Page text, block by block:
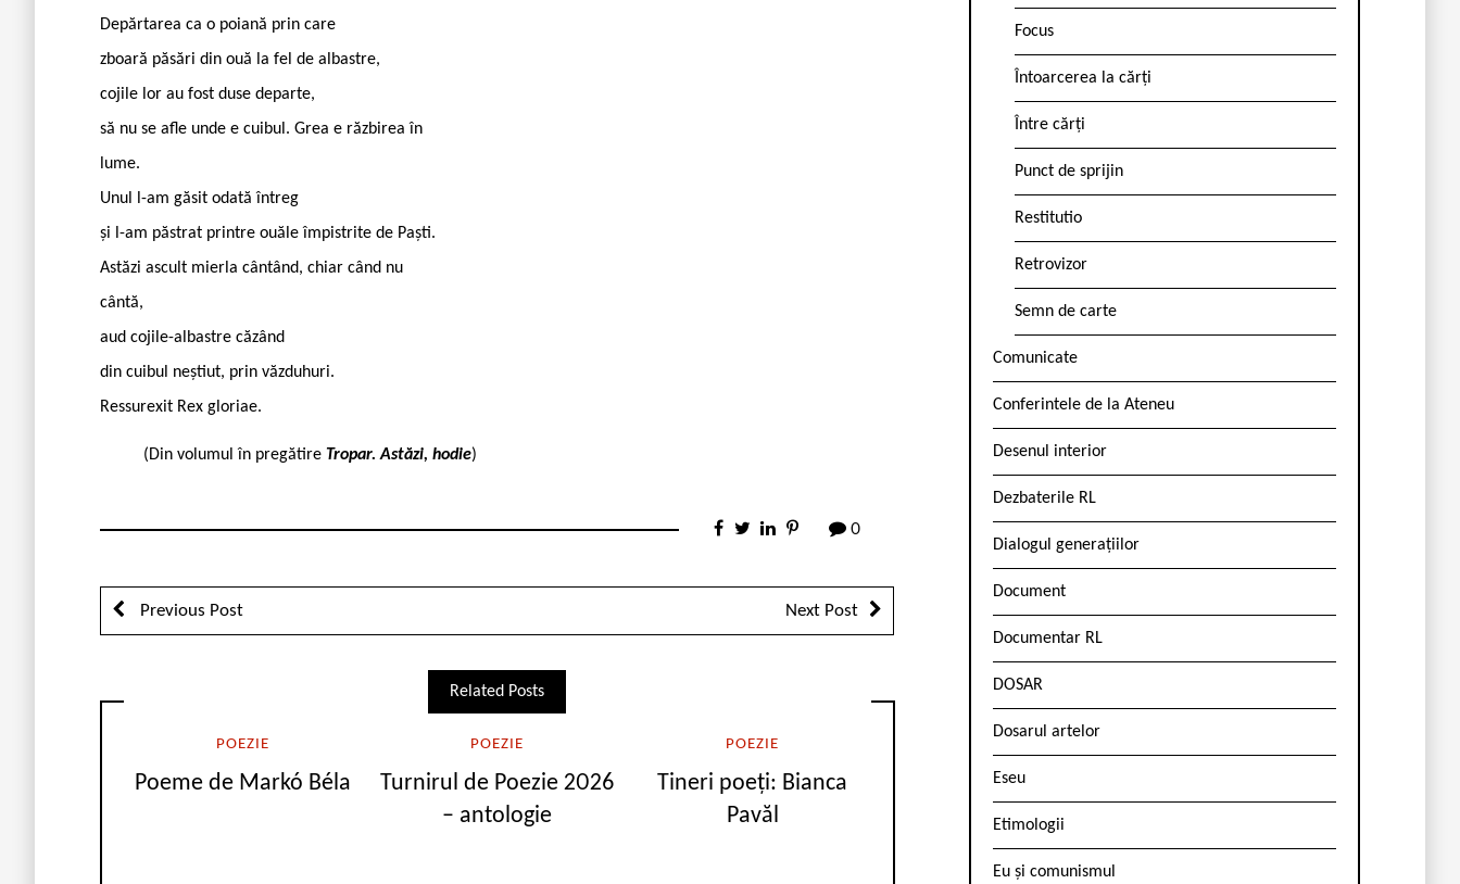
Depărtarea ca o poiană prin care
zboară păsări din ouă la fel de albastre,
cojile lor au fost duse departe,
să nu se afle unde e cuibul. Grea e răzbirea în
lume.
Unul l-am găsit odată întreg
și l-am păstrat printre ouăle împistrite de Paști.
Astăzi ascult mierla cântând, chiar când nu
cântă,
aud cojile-albastre căzând
din cuibul neștiut, prin văzduhuri.
Ressurexit Rex gloriae.
(Din volumul în pregătire Tropar. Astăzi, hodie)
0
Previous Post Next Post
Related Posts
POEZIE
Poeme de Markó Béla
POEZIE
Turnirul de Poezie 2026
– antologie
POEZIE
Tineri poeți: Bianca
Pavăl
Focus
Întoarcerea la cărți
Între cărți
Punct de sprijin
Restitutio
Retrovizor
Semn de carte
Comunicate
Conferintele de la Ateneu
Desenul interior
Dezbaterile RL
Dialogul generațiilor
Document
Documentar RL
DOSAR
Dosarul artelor
Eseu
Etimologii
Eu și comunismul